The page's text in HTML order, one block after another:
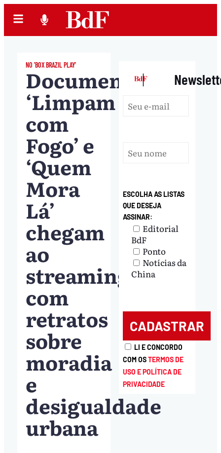
NO 'BOX BRAZIL PLAY'
Documentários
‘Limpam
com
Fogo’ e
‘Quem
Mora
Lá’
chegam
ao
streaming
com
retratos
sobre
moradia
e
desigualdade
urbana
|
ESCOLHA AS LISTAS
QUE DESEJA
ASSINAR:
Editorial
BdF
Ponto
Notícias da
China
LI E CONCORDO
COM OSTERMOS DE
USO E POLÍTICA DE
PRIVACIDADE